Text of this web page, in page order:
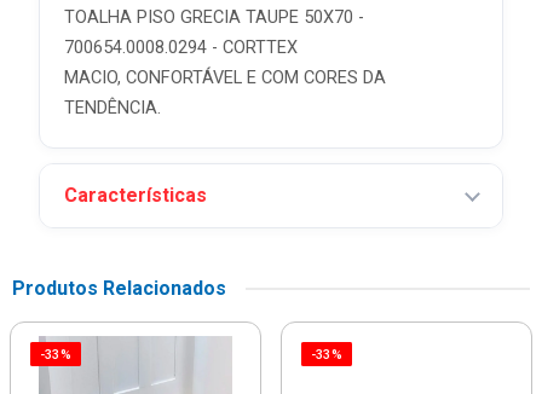
TOALHA PISO GRECIA TAUPE 50X70 -
700654.0008.0294 - CORTTEX
MACIO, CONFORTÁVEL E COM CORES DA
TENDÊNCIA.
Características
Produtos Relacionados
-33% -33%